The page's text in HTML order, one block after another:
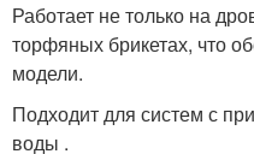
Работает не только на
торфяных брикетах, что
модели.
Подходит для систем с
воды .